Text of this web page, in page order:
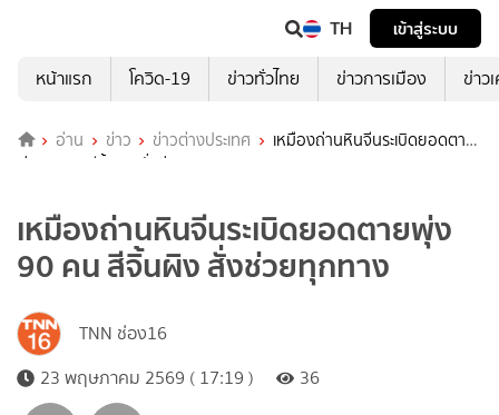
TH
เข้าสู่ระบบ
หน้าแรก
โควิด-19 ข่าวทั่วไทย ข่าวการเมือง ข่าว
อ่าน ข่าว ข่าวต่างประเทศ
เหมืองถ่านหินจีนระเบิดยอดตาย
พุ่ง 90 คน สีจิ้นผิง สั่งช่วยทุกทาง
เหมืองถ่านหินจีนระเบิดยอดตายพุ่ง
90 คน สีจิ้นผิง สั่งช่วยทุกทาง
TNN ช่อง16
23 พฤษภาคม 2569 ( 17:19 )
36